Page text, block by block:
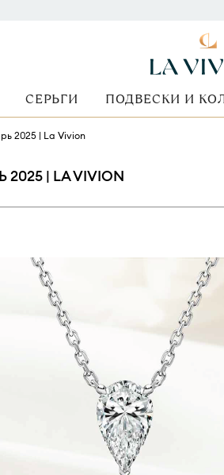
СЕРЬГИ ПОДВЕСКИ И
2025 | La Vivion
| LA VIVION